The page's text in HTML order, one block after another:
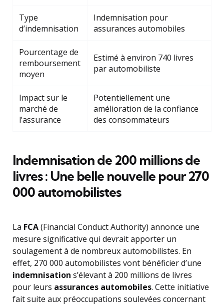
Type
d’indemnisation
Indemnisation pour
assurances automobiles
Pourcentage de
remboursement
moyen
Estimé à environ 740 livres
par automobiliste
Impact sur le
marché de
l’assurance
Potentiellement une
amélioration de la confiance
des consommateurs
Indemnisation de 200 millions de
livres : Une belle nouvelle pour 270
000 automobilistes
La FCA(Financial Conduct Authority) annonce une
mesure significative qui devrait apporter un
soulagement à de nombreux automobilistes. En
effet, 270 000 automobilistes vont bénéficier d’une
indemnisation s’élevant à 200 millions de livres
pour leurs assurances automobiles. Cette initiative
fait suite aux préoccupations soulevées concernant